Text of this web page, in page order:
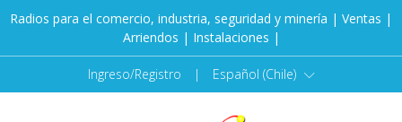
Radios para el comercio, industria, seguridad y minería | Ventas |
Arriendos | Instalaciones |
Ingreso/Registro | Español (Chile)